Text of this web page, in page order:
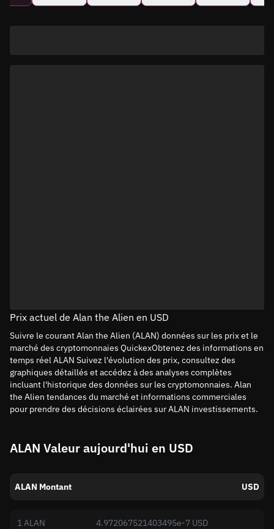
Prix actuel de Alan the Alien en USD
Suivre le courant Alan the Alien (ALAN) données sur les prix et le
marché des cryptomonnaies QuickexObtenez des informations en
temps réel ALAN Suivez l'évolution des prix, consultez des
graphiques détaillés et accédez à des analyses complètes
incluant l'historique des données sur les cryptomonnaies. Alan
the Alien tendances du marché et informations commerciales
pour prendre des décisions éclairées sur ALAN investissements.
ALAN Valeur aujourd'hui en USD
ALAN Montant USD
1 ALAN 4.972067521403495e-7 USD